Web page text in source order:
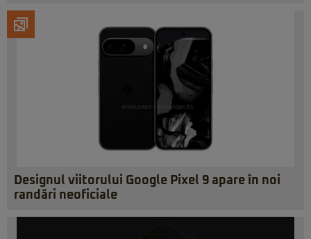
Designul viitorului Google Pixel 9 apare în noi
randări neoficiale